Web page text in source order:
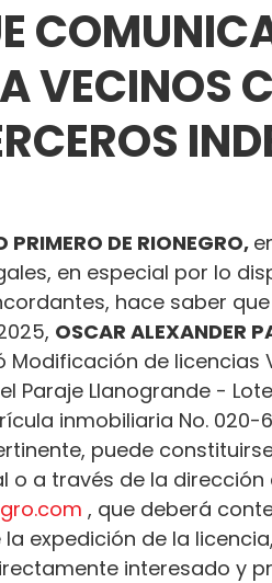
VECINOS
PRIMERO DE RIONEGRO,
en especial por lo
hace saber
OSCAR ALEXANDER
Modificación de
Paraje Llanogrande -
inmobiliaria No. 020-
puede
o a través de la
, que deberá
expedición de la
interesado y